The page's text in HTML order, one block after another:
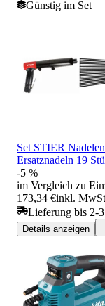
Günstig im Set
Set STIER
Ersatznadeln 19
-5 %
im Vergleich zu
173,34 €inkl.
Lieferung bis 2-
Details anzeigen